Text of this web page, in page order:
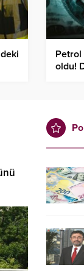
Petrol
oldu!